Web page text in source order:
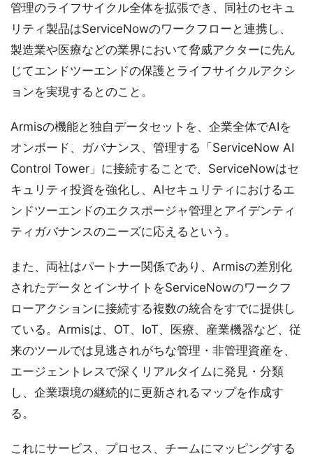
管理のライフサイクル全体を拡張でき、同社のセキュ
リティ製品はServiceNowのワークフローと連携し、
製造業や医療などの業界において脅威アクターに先ん
じてエンドツーエンドの保護とライフサイクルアクシ
ョンを実現するとのこと。
Armisの機能と独自データセットを、企業全体でAIを
オンボード、ガバナンス、管理する「ServiceNow AI
Control Tower」に接続することで、ServiceNowはセ
キュリティ投資を強化し、AIセキュリティにおけるエ
ンドツーエンドのエクスポージャ管理とアイデンティ
ティガバナンスのニーズに応えるという。
また、両社はパートナー関係であり、Armisの差別化
されたデータとインサイトをServiceNowのワークフ
ローアクションに接続する複数の統合をすでに提供し
ている。Armisは、OT、IoT、医療、産業機器など、従
来のツールでは見逃されがちな管理・非管理資産を、
エージェントレスで深くリアルタイムに発見・分類
し、企業環境の継続的に更新されるマップを作成す
る。
これにサービス、プロセス、チームにマッピングする